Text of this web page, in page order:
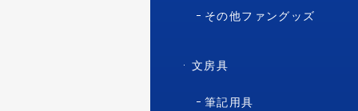
その他ファングッズ
文房具
筆記用具